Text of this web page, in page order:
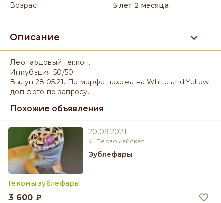
возраст 5 лет 2 месяца
Описание
Леопардовый геккон.
Инкубация 50/50.
Вылуп 28.05.21. По морфе похожа на White and Yellow
доп фото по запросу.
Похожие объявления
20.09.2021
м. Первомайская
Эублефары
Геконы эублефары
3 600 ₽